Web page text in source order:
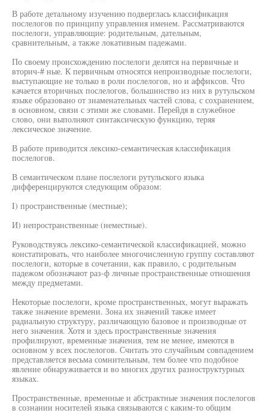
В работе детальному изучению подверглась классификация
послелогов по принципу управления именем. Рассматриваются
послелоги, управляющие: родительным, дательным,
сравнительным, а также локативным падежами.
По своему происхождению послелоги делятся на первичные и
вторич-# ные. К первичным относятся непроизводные послелоги,
выступающие не только в роли послелогов, но и аффиксов. Что
качается вторичных послелогов, большинство из них в рутульском
языке образовано от знаменательных частей слова, с сохранением,
в основном, связи с этими же словами. Перейдя в служебное
слово, они выполняют синтаксическую функцию, теряя
лексическое значение.
В работе приводится лексико-семантическая классификация
послелогов.
В семантическом плане послелоги рутульского языка
дифференцируются следующим образом:
I) пространственные (местные);
И) непространственные (неместные).
Руководствуясь лексико-семантической классификацией, можно
констатировать, что наиболее многочисленную группу составляют
послелоги, которые в сочетании, как правило, с родительным
падежом обозначают раз-ф личные пространственные отношения
между предметами.
Некоторые послелоги, кроме пространственных, могут выражать
также значение времени. Зона их значений также имеет
радиальную структуру, различающую базовое и производные от
него значения. Хотя и здесь пространственные значения
профилируют, временные значения, тем не менее, имеются в
основном у всех послелогов. Считать это случайным совпадением
представляется весьма сомнительным, тем более что подобное
явление обнаруживается и во многих других разноструктурных
языках.
Пространственные, временные и абстрактные значения послелогов
в сознании носителей языка связываются с каким-то общим